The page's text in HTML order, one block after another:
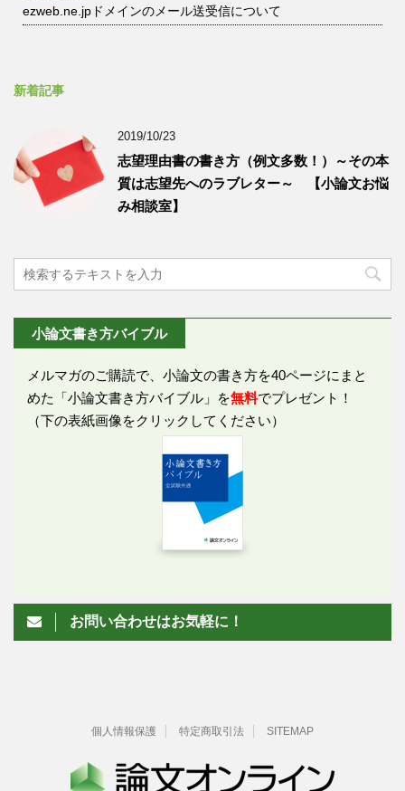
ezweb.ne.jpドメインのメール送受信について
新着記事
2019/10/23
志望理由書の書き方（例文多数！）～その本
質は志望先へのラブレター～ 【小論文お悩
み相談室】
小論文書き方バイブル
メルマガのご購読で、小論文の書き方を40ページにまと
めた「小論文書き方バイブル」を無料でプレゼント！
（下の表紙画像をクリックしてください）
お問い合わせはお気軽に！
個人情報保護 特定商取引法 SITEMAP